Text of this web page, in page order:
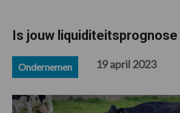
Is jouw
Ondernemen 19 april 2023